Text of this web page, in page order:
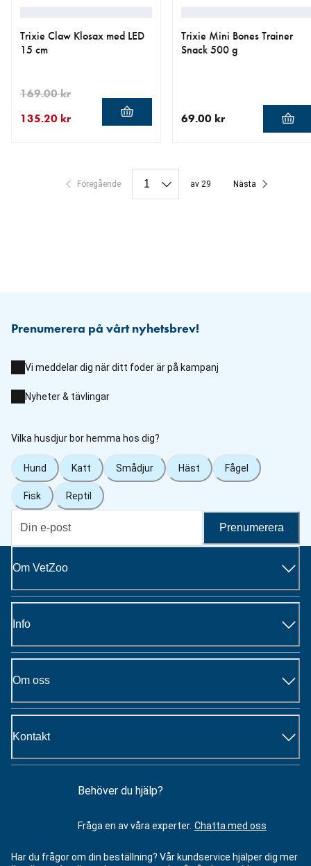
Trixie Claw Klosax med LED
15 cm
135.20 kr
169.00 kr
Trixie Mini Bones Trainer
Snack 500 g
69.00 kr
Föregående av 29 Nästa
Prenumerera på vårt nyhetsbrev!
Vi meddelar dig när ditt foder är på kampanj
Nyheter & tävlingar
Vilka husdjur bor hemma hos dig?
Hund Katt Smådjur Häst Fågel
Fisk Reptil
Prenumerera
Om VetZoo
Info
Om oss
Kontakt
Behöver du hjälp?
Fråga en av våra experter. Chatta med oss
Har du frågor om din beställning? Vår kundservice hjälper dig mer